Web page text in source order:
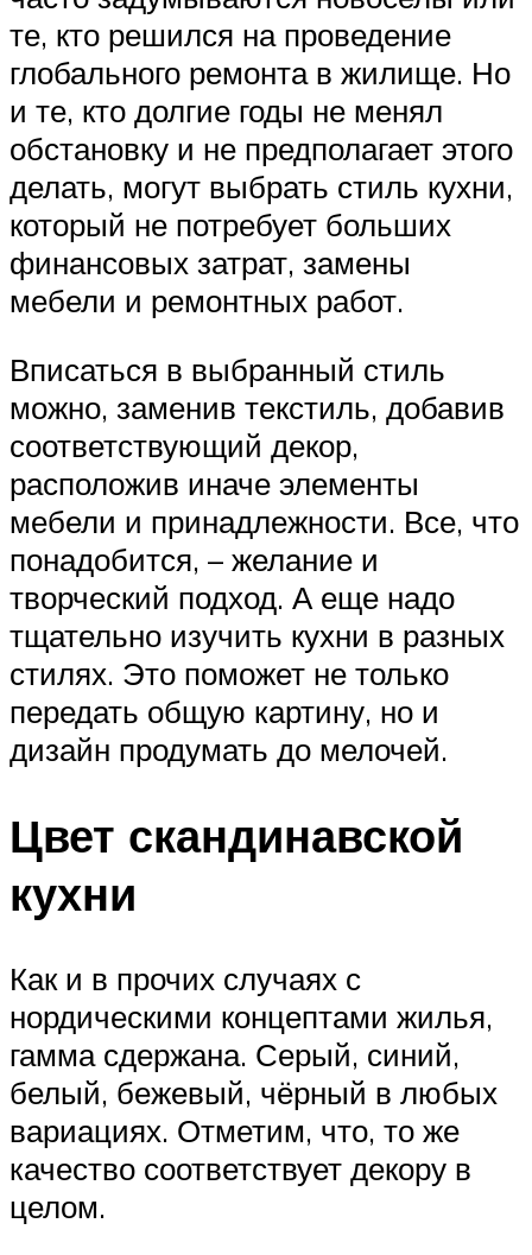
те, кто решился на проведение
глобального ремонта в жилище. Но
и те, кто долгие годы не менял
обстановку и не предполагает этого
делать, могут выбрать стиль кухни,
который не потребует больших
финансовых затрат, замены
мебели и ремонтных работ.
Вписаться в выбранный стиль
можно, заменив текстиль, добавив
соответствующий декор,
расположив иначе элементы
мебели и принадлежности. Все, что
понадобится, – желание и
творческий подход. А еще надо
тщательно изучить кухни в разных
стилях. Это поможет не только
передать общую картину, но и
дизайн продумать до мелочей.
Цвет скандинавской
кухни
Как и в прочих случаях с
нордическими концептами жилья,
гамма сдержана. Серый, синий,
белый, бежевый, чёрный в любых
вариациях. Отметим, что, то же
качество соответствует декору в
целом.